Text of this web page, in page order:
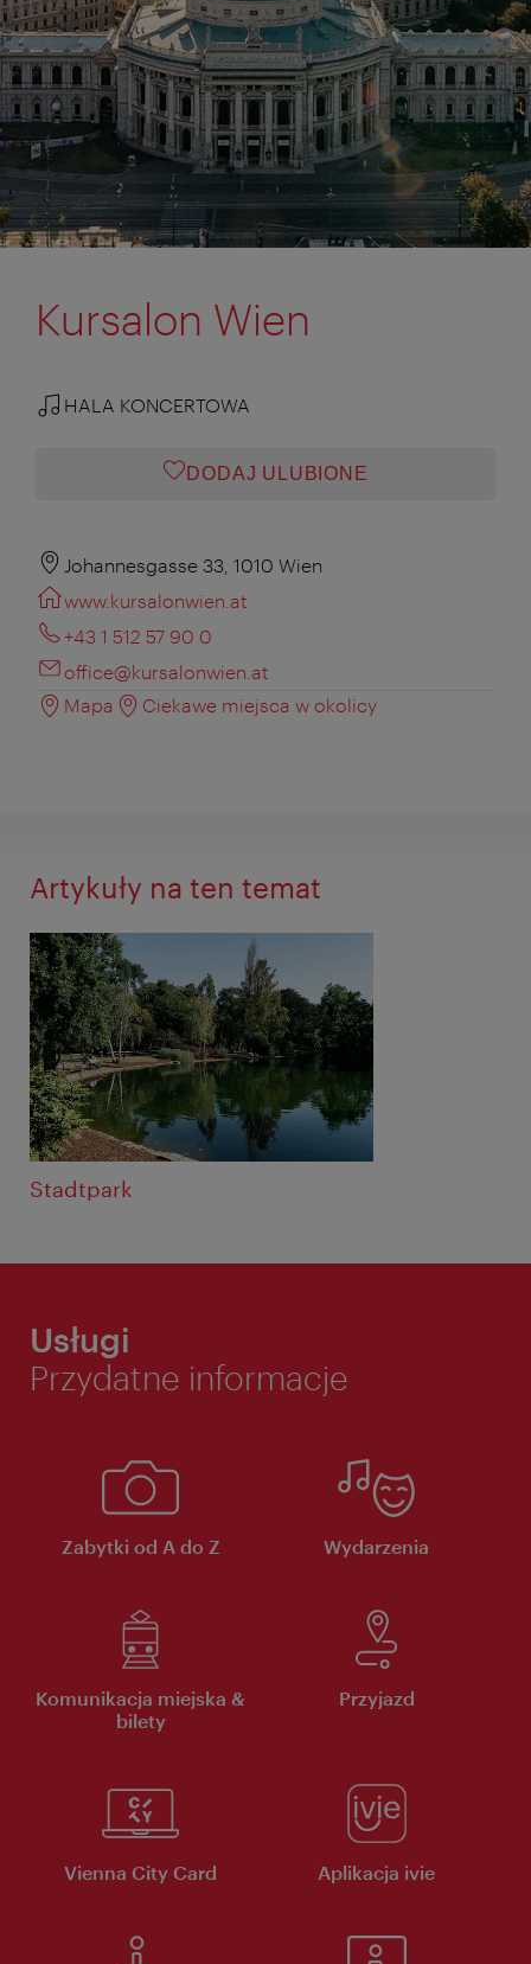
Kursalon Wien
HALA KONCERTOWA
DODAJ ULUBIONE
Johannesgasse 33, 1010 Wien
www.kursalonwien.at
+43 1 512 57 90 0
office@kursalonwien.at
Mapa
Ciekawe miejsca w okolicy
Artykuły na ten temat
Stadtpark
Usługi
Przydatne informacje
Zabytki od A do Z Wydarzenia
Komunikacja miejska &
bilety
Przyjazd
Vienna City Card Aplikacja ivie